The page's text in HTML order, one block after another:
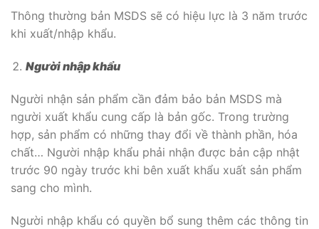
Thông thường bản MSDS sẽ có hiệu lực là 3 năm trước
khi xuất/nhập khẩu.
Người nhập khẩu
Người nhận sản phẩm cần đảm bảo bản MSDS mà
người xuất khẩu cung cấp là bản gốc. Trong trường
hợp, sản phẩm có những thay đổi về thành phần, hóa
chất… Người nhập khẩu phải nhận được bản cập nhật
trước 90 ngày trước khi bên xuất khẩu xuất sản phẩm
sang cho mình.
Người nhập khẩu có quyền bổ sung thêm các thông tin